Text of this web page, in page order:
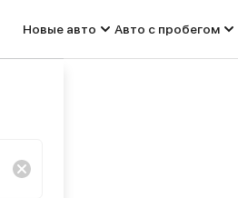
Новые авто Авто с пробегом